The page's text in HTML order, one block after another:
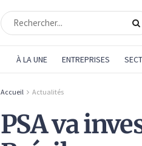
À LA UNE ENTREPRISES
Accueil Actualités
PSA va